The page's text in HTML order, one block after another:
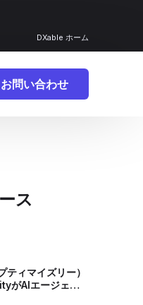
DXable ホーム
お問い合わせ
ス
ィマイズリー）
がAIエージェン
進